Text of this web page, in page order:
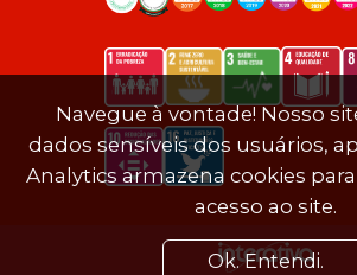
Navegue à vontade! Nosso
dados sensíveis dos usuários,
Analytics armazena cookies
acesso ao site.
Ok. Entendi.